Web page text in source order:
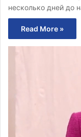
несколько дней до
Read More »